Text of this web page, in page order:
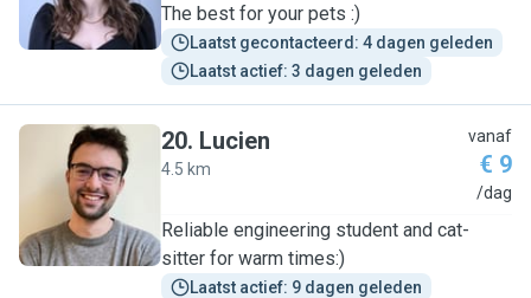
The best for your pets :)
Laatst gecontacteerd: 4 dagen geleden
Laatst actief: 3 dagen geleden
L
20. Lucien
4.5 km
vanaf
€ 9
/dag
Reliable engineering student and cat-
sitter for warm times:)
Laatst actief: 9 dagen geleden